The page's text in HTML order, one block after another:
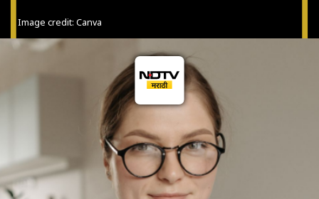
Image credit: Canva